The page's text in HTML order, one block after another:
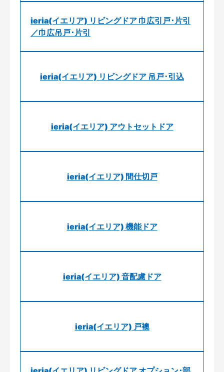
ieria(イエリア) リビングドア 巾広引戸･片引
／巾広吊戸･片引
ieria(イエリア) リビングドア 吊戸･引込
ieria(イエリア) アウトセットドア
ieria(イエリア) 間仕切戸
ieria(イエリア) 機能ドア
ieria(イエリア) 音配慮ドア
ieria(イエリア) 戸襖